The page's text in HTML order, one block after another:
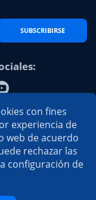
SUBSCRIBIRSE
con fines
experiencia de
web de acuerdo
rechazar las
configuración de